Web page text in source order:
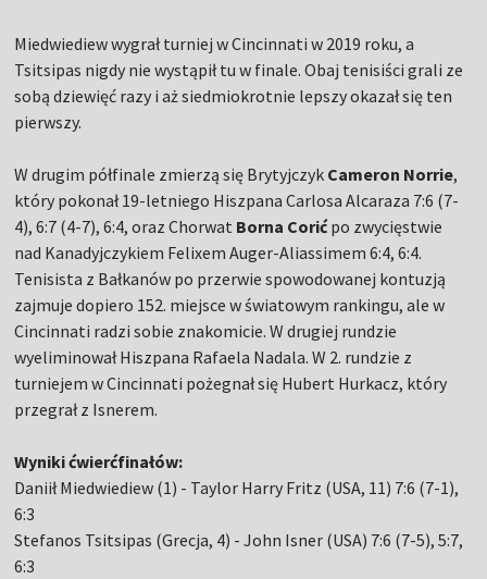
Miedwiediew wygrał turniej w Cincinnati w 2019 roku, a
Tsitsipas nigdy nie wystąpił tu w finale. Obaj tenisiści grali ze
sobą dziewięć razy i aż siedmiokrotnie lepszy okazał się ten
pierwszy.
W drugim półfinale zmierzą się Brytyjczyk Cameron Norrie,
który pokonał 19-letniego Hiszpana Carlosa Alcaraza 7:6 (7-
4), 6:7 (4-7), 6:4, oraz Chorwat Borna Corićpo zwycięstwie
nad Kanadyjczykiem Felixem Auger-Aliassimem 6:4, 6:4.
Tenisista z Bałkanów po przerwie spowodowanej kontuzją
zajmuje dopiero 152. miejsce w światowym rankingu, ale w
Cincinnati radzi sobie znakomicie. W drugiej rundzie
wyeliminował Hiszpana Rafaela Nadala. W 2. rundzie z
turniejem w Cincinnati pożegnał się Hubert Hurkacz, który
przegrał z Isnerem.
Wyniki ćwierćfinałów:
Daniił Miedwiediew (1) - Taylor Harry Fritz (USA, 11) 7:6 (7-1),
6:3
Stefanos Tsitsipas (Grecja, 4) - John Isner (USA) 7:6 (7-5), 5:7,
6:3